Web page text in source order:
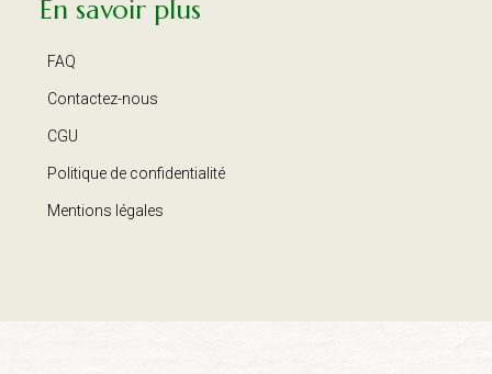
En savoir plus
FAQ
Contactez-nous
CGU
Politique de confidentialité
Mentions légales